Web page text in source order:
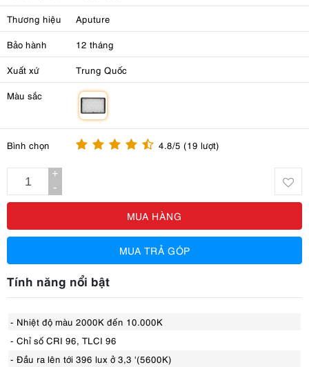
Thương hiệu Aputure
Bảo hành 12 tháng
Xuất xứ Trung Quốc
Màu sắc
Bình chọn 4.8/5 (19 lượt)
+
-
MUA HÀNG
MUA TRẢ GÓP
Tính năng nổi bật
- Nhiệt độ màu 2000K đến 10.000K
- Chỉ số CRI 96, TLCI 96
- Đầu ra lên tới 396 lux ở 3,3 '(5600K)